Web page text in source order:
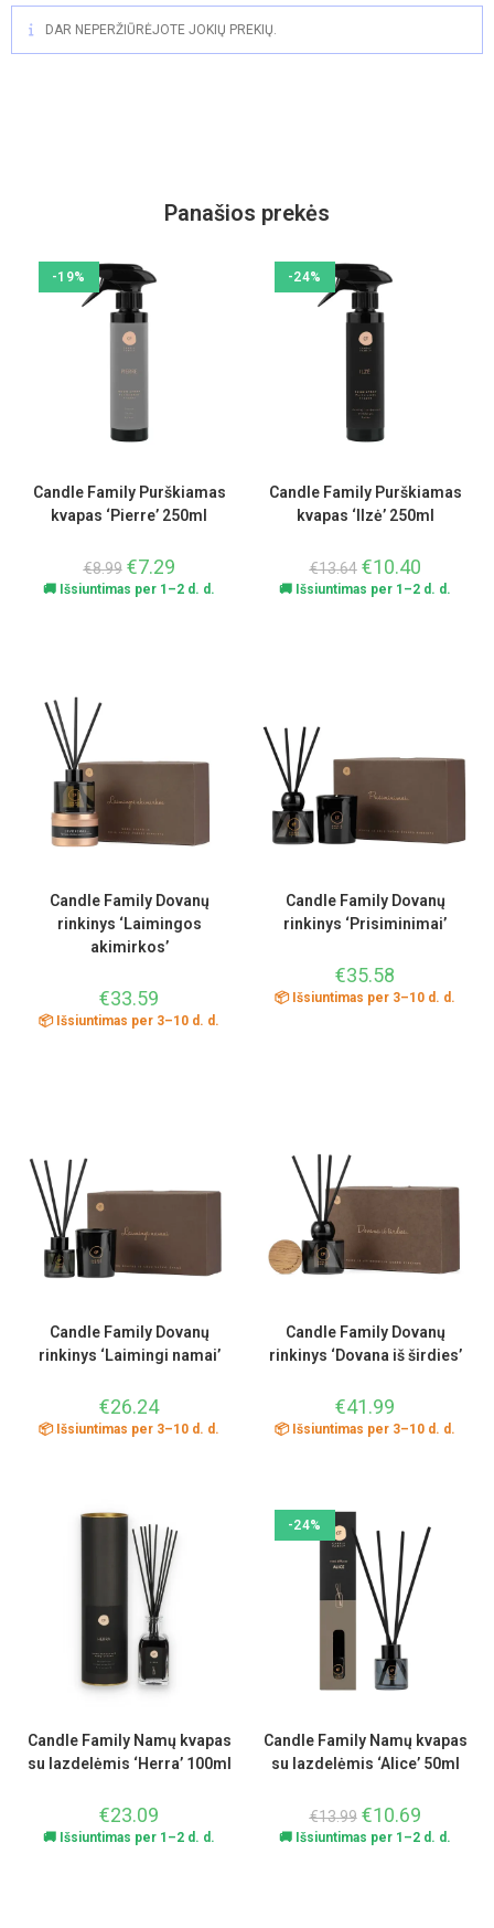
DAR NEPERŽIŪRĖJOTE JOKIŲ PREKIŲ.
Panašios prekės
-19%
Candle Family Purškiamas
kvapas ‘Pierre’ 250ml
€8.99 €7.29
🚚 Išsiuntimas per 1–2 d. d.
-24%
Candle Family Purškiamas
kvapas ‘Ilzė’ 250ml
€13.64 €10.40
🚚 Išsiuntimas per 1–2 d. d.
Candle Family Dovanų
rinkinys ‘Laimingos
akimirkos’
€33.59
📦 Išsiuntimas per 3–10 d. d.
Candle Family Dovanų
rinkinys ‘Prisiminimai’
€35.58
📦 Išsiuntimas per 3–10 d. d.
Candle Family Dovanų
rinkinys ‘Laimingi namai’
€26.24
📦 Išsiuntimas per 3–10 d. d.
Candle Family Dovanų
rinkinys ‘Dovana iš širdies’
€41.99
📦 Išsiuntimas per 3–10 d. d.
Candle Family Namų kvapas
su lazdelėmis ‘Herra’ 100ml
€23.09
🚚 Išsiuntimas per 1–2 d. d.
-24%
Candle Family Namų kvapas
su lazdelėmis ‘Alice’ 50ml
€13.99 €10.69
🚚 Išsiuntimas per 1–2 d. d.